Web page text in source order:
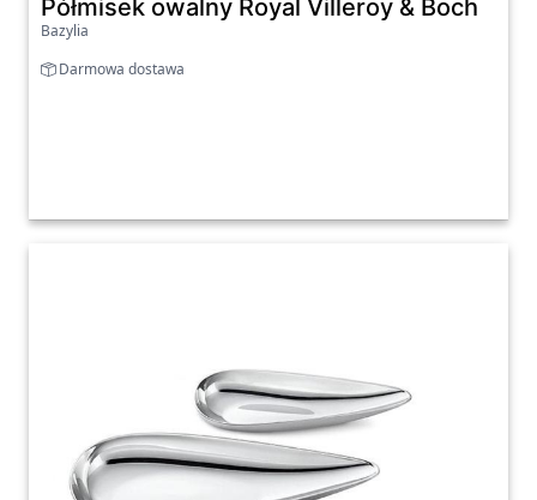
Półmisek owalny Royal Villeroy & Boch
Bazylia
Darmowa dostawa